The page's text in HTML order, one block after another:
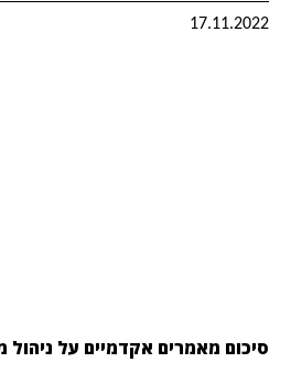
17.11.2022
סיכום מאמרים אקדמיים על ניהול